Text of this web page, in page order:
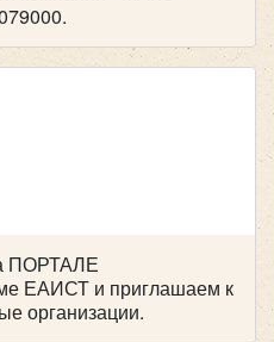
ПОРТАЛЕ
ЕАИСТ и приглашаем к
организации.